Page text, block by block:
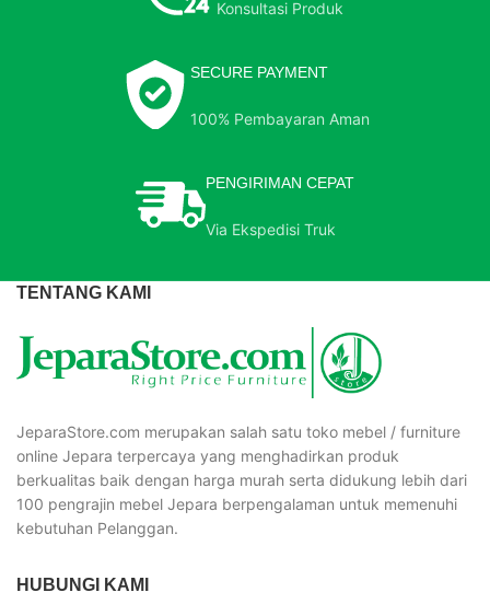
Konsultasi Produk
SECURE PAYMENT
100% Pembayaran Aman
PENGIRIMAN CEPAT
Via Ekspedisi Truk
TENTANG KAMI
JeparaStore.com merupakan salah satu toko mebel / furniture
online Jepara terpercaya yang menghadirkan produk
berkualitas baik dengan harga murah serta didukung lebih dari
100 pengrajin mebel Jepara berpengalaman untuk memenuhi
kebutuhan Pelanggan.
HUBUNGI KAMI